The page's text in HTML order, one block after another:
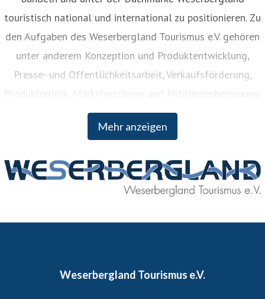
Mehr anzeigen
touristisch national und international zu positionieren. Zu
den Aufgaben des Weserbergland Tourismus e.V. gehören
unter anderem Konzeption und Produktentwicklung,
Presse- und Öffentlichkeitsarbeit, Verkaufsförderung,
Produktpolitik, Marktforschung und Mitgliederbetreuung.
Der Weserbergland Tourismus e.V. wurde bereits 1902
gegründet und Mitglieder sind neben den vier Landkreisen
unter anderem verschiedene Städte und Gemeinden,
Heilbäder sowie sonstige Mitglieder zwischen Hann.
Weserbergland Tourismus e.V.